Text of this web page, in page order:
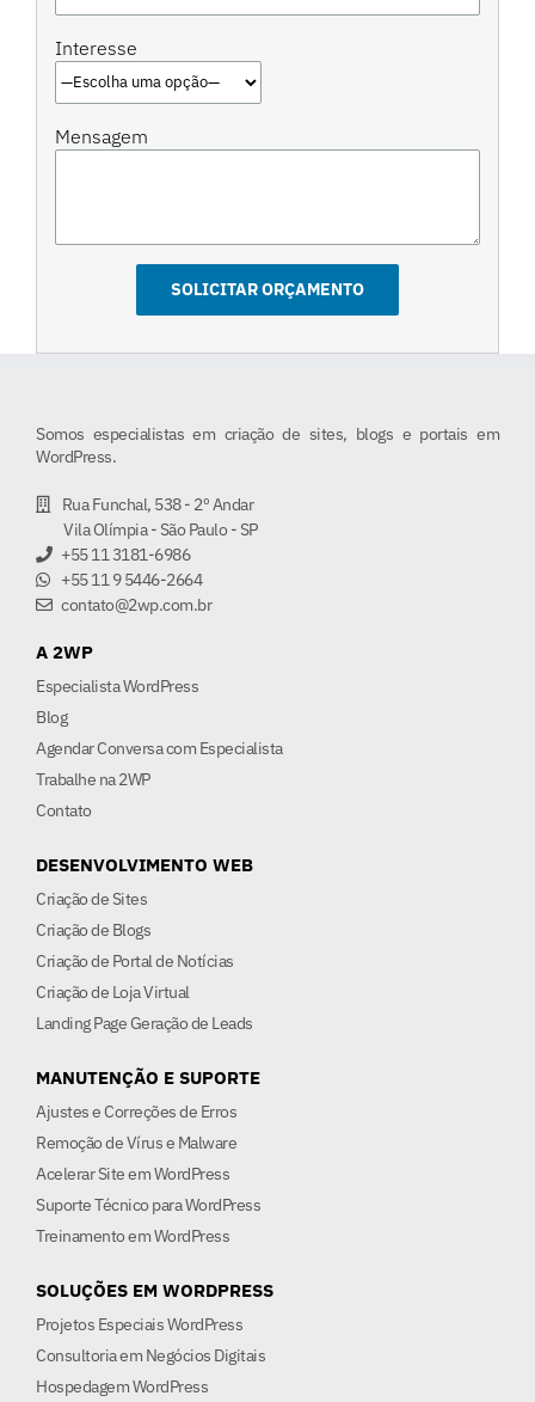
Interesse
Mensagem
Somos especialistas em criação de sites, blogs e portais em
WordPress.
Rua Funchal, 538 - 2º Andar
Vila Olímpia - São Paulo - SP
+55 11 3181-6986
+55 11 9 5446-2664
contato@2wp.com.br
A 2WP
Especialista WordPress
Blog
Agendar Conversa com Especialista
Trabalhe na 2WP
Contato
DESENVOLVIMENTO WEB
Criação de Sites
Criação de Blogs
Criação de Portal de Notícias
Criação de Loja Virtual
Landing Page Geração de Leads
MANUTENÇÃO E SUPORTE
Ajustes e Correções de Erros
Remoção de Vírus e Malware
Acelerar Site em WordPress
Suporte Técnico para WordPress
Treinamento em WordPress
SOLUÇÕES EM WORDPRESS
Projetos Especiais WordPress
Consultoria em Negócios Digitais
Hospedagem WordPress